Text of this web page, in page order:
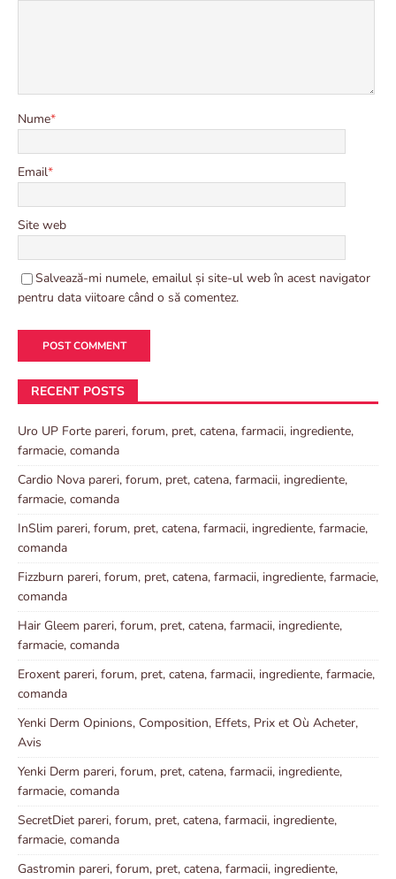
Nume*
Email*
Site web
Salvează-mi numele, emailul și site-ul web în acest navigator
pentru data viitoare când o să comentez.
RECENT POSTS
Uro UP Forte pareri, forum, pret, catena, farmacii, ingrediente,
farmacie, comanda
Cardio Nova pareri, forum, pret, catena, farmacii, ingrediente,
farmacie, comanda
InSlim pareri, forum, pret, catena, farmacii, ingrediente, farmacie,
comanda
Fizzburn pareri, forum, pret, catena, farmacii, ingrediente, farmacie,
comanda
Hair Gleem pareri, forum, pret, catena, farmacii, ingrediente,
farmacie, comanda
Eroxent pareri, forum, pret, catena, farmacii, ingrediente, farmacie,
comanda
Yenki Derm Opinions, Composition, Effets, Prix et Où Acheter,
Avis
Yenki Derm pareri, forum, pret, catena, farmacii, ingrediente,
farmacie, comanda
SecretDiet pareri, forum, pret, catena, farmacii, ingrediente,
farmacie, comanda
Gastromin pareri, forum, pret, catena, farmacii, ingrediente,